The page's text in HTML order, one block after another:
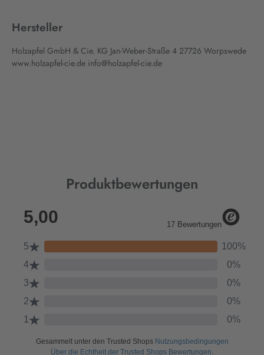
Hersteller
Holzapfel GmbH & Cie. KG Jan-Weber-Straße 4 27726 Worpswede
www.holzapfel-cie.de info@holzapfel-cie.de
Produktbewertungen